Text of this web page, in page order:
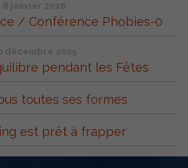
8 janvier 2026
/ Conférence Phobies-0
décembre 2025
pendant les Fêtes
toutes ses formes
est prêt à frapper